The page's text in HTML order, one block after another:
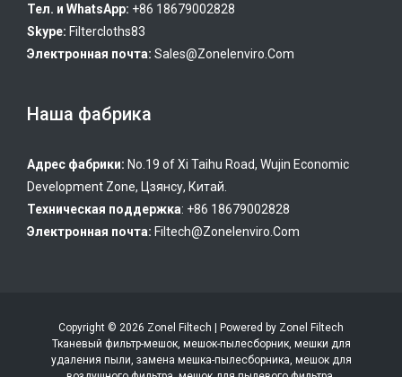
Тел. и WhatsApp: +86 18679002828
Skype: Filtercloths83
Электронная почта: Sales@zonelenviro.com
Наша фабрика
Адрес фабрики: No.19 of Xi Taihu Road, Wujin Economic
Development Zone, Цзянсу, Китай.
Техническая поддержка: +86 18679002828
Электронная почта: Filtech@zonelenviro.com
Copyright © 2026 Zonel Filtech | Powered by Zonel Filtech
Тканевый фильтр-мешок, мешок-пылесборник, мешки для
удаления пыли, замена мешка-пылесборника, мешок для